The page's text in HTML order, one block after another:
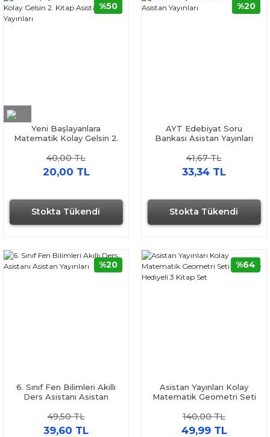
Stokta Tükendi
Yeni Başlayanlara
Matematik Kolay Gelsin 2.
40,00 TL
20,00 TL
%50
Hızlı Gönderi Stokta Tükendi
AYT Edebiyat Soru
Bankası Asistan Yayınları
41,67 TL
33,34 TL
%20
Hızlı Gönderi
6. Sınıf Fen Bilimleri Akıllı
Ders Asistanı Asistan
49,50 TL
39,60 TL
%20
Asistan Yayınları Kolay
Matematik Geometri Seti
Set
140,00 TL
49,99 TL
%64